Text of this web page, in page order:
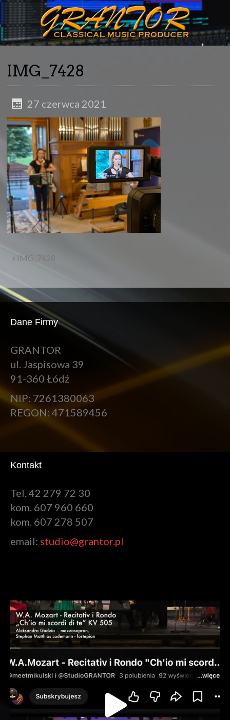
IMG_7428
27 czerwca 2021
« IMG_7428
Dane Firmy
GRANTOR
ul. Jaspisowa 39
91-360 Łódź
NIP: 7261380063
REGON: 471589456
Kontakt
Tel. 42 279 72 30
kom. 607 960 660
kom. 607 278 507
email: studio@grantor.pl